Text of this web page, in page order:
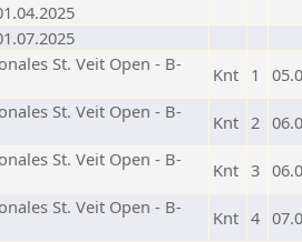
St. Veit Open - B-
Knt 1
St. Veit Open - B-
Knt 2
St. Veit Open - B-
Knt 3
St. Veit Open - B-
Knt 4